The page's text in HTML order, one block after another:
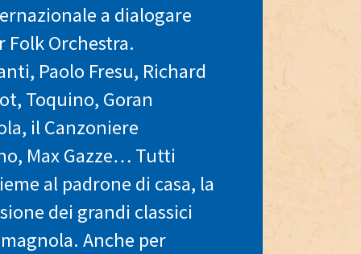
a dialogare
Folk Orchestra.
Paolo Fresu, Richard
Toquino, Goran
il Canzoniere
Max Gazze… Tutti
al padrone di casa, la
dei grandi classici
Anche per